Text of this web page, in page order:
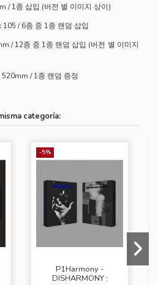
/ 1종 삽입 (버전 별 이미지 상이)
/ 6종 중 1종 랜덤 삽입
/ 12종 중 1종 랜덤 삽입 (버전 별 이미지
/ 1종 랜덤 증정
categoría:
-5%
P1Harmony -
DISHARMONY :